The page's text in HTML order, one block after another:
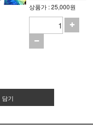
상품가 : 25,000원
기